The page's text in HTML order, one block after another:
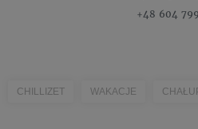
+48 604
CHILLIZET WAKACJE